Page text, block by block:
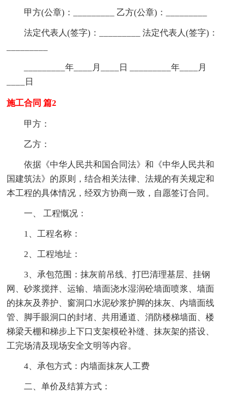
甲方(公章)：_________ 乙方(公章)：_________
法定代表人(签字)：_________ 法定代表人(签字)：
_________年____月____日 _________年____月
____日
施工合同 篇2
甲方：
乙方：
依据《中华人民共和国合同法》和《中华人民共和
国建筑法》的原则，结合相关法律、法规的有关规定和
本工程的具体情况，经双方协商一致，自愿签订合同。
一、 工程慨况：
1、工程名称：
2、工程地址：
3、承包范围：抹灰前吊线、打巴清理基层、挂钢
网、砂浆搅拌、运输、墙面浇水湿润砼墙面喷浆、墙面
的抹灰及养护、窗洞口水泥砂浆护脚的抹灰、内墙面线
管、脚手眼洞口的封堵、共用通道、消防楼梯墙面、楼
梯梁天棚和梯步上下口支架模砼补缝、抹灰架的搭设、
工完场清及现场安全文明等内容。
4、承包方式：内墙面抹灰人工费
二、单价及结算方式：